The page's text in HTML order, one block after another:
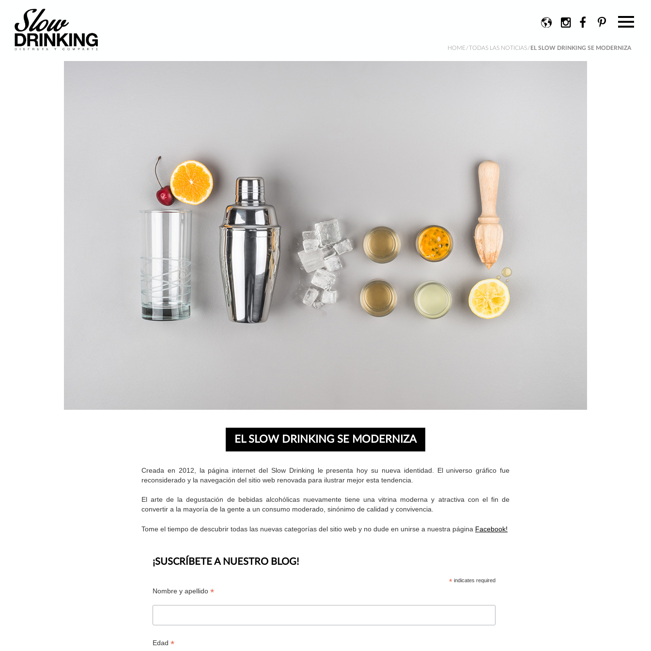
HOME /TODAS LAS NOTICIAS/EL SLOW DRINKING SE MODERNIZA
EL SLOW DRINKING SE MODERNIZA
Creada en 2012, la página internet del Slow Drinking le presenta hoy su nueva identidad. El universo gráfico fue
reconsiderado y la navegación del sitio web renovada para ilustrar mejor esta tendencia.
El arte de la degustación de bebidas alcohólicas nuevamente tiene una vitrina moderna y atractiva con el fin de
convertir a la mayoría de la gente a un consumo moderado, sinónimo de calidad y convivencia.
Tome el tiempo de descubrir todas las nuevas categorías del sitio web y no dude en unirse a nuestra página Facebook!
¡SUSCRÍBETE A NUESTRO BLOG!
*indicates required
Nombre y apellido *
Edad *
Facebook Pinterest
Change
language